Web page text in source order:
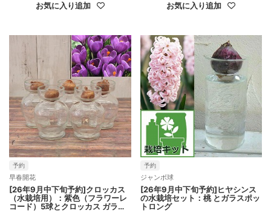
お気に入り追加 お気に入り追加
予約
早春開花
[26年9月中下旬予約]クロッカス
（水栽培用）：紫色（フラワーレ
コード）5球とクロッカス ガラス
予約
ジャンボ球
[26年9月中下旬予約]ヒヤシンス
の水栽培セット：桃 とガラスポッ
トロング